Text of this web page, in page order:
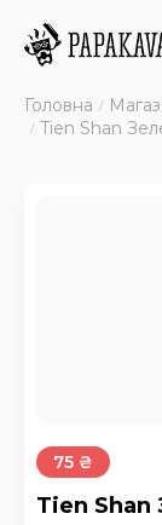
Головна
Tien Shan
75 ₴
Tien Shan